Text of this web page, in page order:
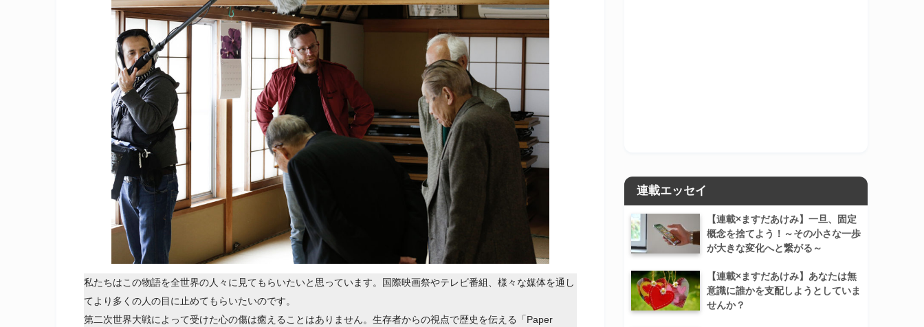
私たちはこの物語を全世界の人々に見てもらいたいと思っています。国際映画祭やテレビ番組、様々な媒体を通し
てより多くの人の目に止めてもらいたいのです。
第二次世界大戦によって受けた心の傷は癒えることはありません。生存者からの視点で歴史を伝える「Paper
連載エッセイ
【連載×ますだあけみ】一旦、固定
概念を捨てよう！～その小さな一歩
が大きな変化へと繋がる～
【連載×ますだあけみ】あなたは無
意識に誰かを支配しようとしていま
せんか？